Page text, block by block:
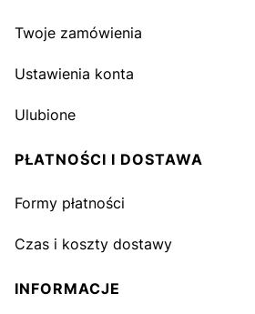
Twoje zamówienia
Ustawienia konta
Ulubione
PŁATNOŚCI I DOSTAWA
Formy płatności
Czas i koszty dostawy
INFORMACJE